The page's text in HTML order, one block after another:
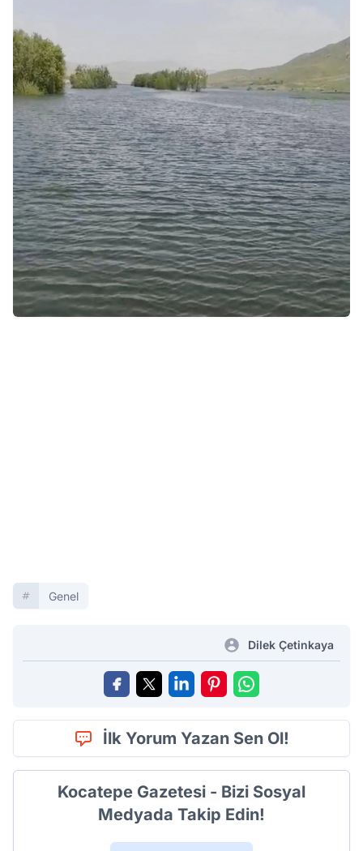
Genel
Dilek Çetinkaya
İlk Yorum Yazan Sen Ol!
Kocatepe Gazetesi - Bizi Sosyal
Medyada Takip Edin!